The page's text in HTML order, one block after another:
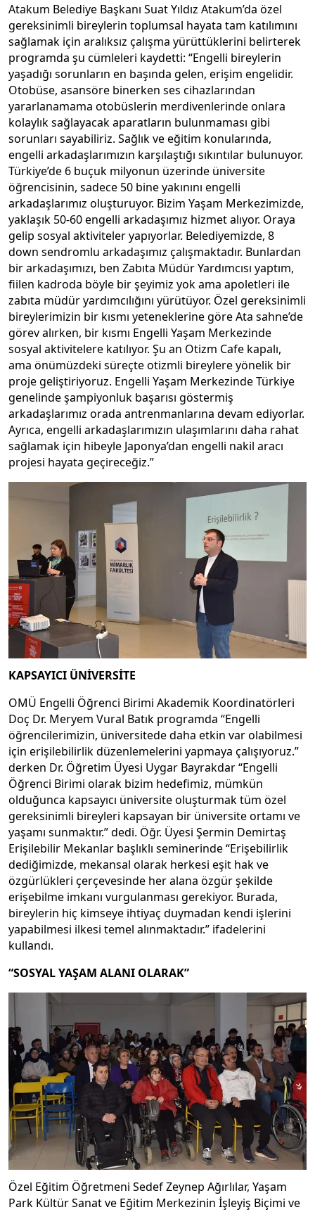
Atakum Belediye Başkanı Suat Yıldız Atakum’da özel
gereksinimli bireylerin toplumsal hayata tam katılımını
sağlamak için aralıksız çalışma yürüttüklerini belirterek
programda şu cümleleri kaydetti: “Engelli bireylerin
yaşadığı sorunların en başında gelen, erişim engelidir.
Otobüse, asansöre binerken ses cihazlarından
yararlanamama otobüslerin merdivenlerinde onlara
kolaylık sağlayacak aparatların bulunmaması gibi
sorunları sayabiliriz. Sağlık ve eğitim konularında,
engelli arkadaşlarımızın karşılaştığı sıkıntılar bulunuyor.
Türkiye’de 6 buçuk milyonun üzerinde üniversite
öğrencisinin, sadece 50 bine yakınını engelli
arkadaşlarımız oluşturuyor. Bizim Yaşam Merkezimizde,
yaklaşık 50-60 engelli arkadaşımız hizmet alıyor. Oraya
gelip sosyal aktiviteler yapıyorlar. Belediyemizde, 8
down sendromlu arkadaşımız çalışmaktadır. Bunlardan
bir arkadaşımızı, ben Zabıta Müdür Yardımcısı yaptım,
fiilen kadroda böyle bir şeyimiz yok ama apoletleri ile
zabıta müdür yardımcılığını yürütüyor. Özel gereksinimli
bireylerimizin bir kısmı yeteneklerine göre Ata sahne’de
görev alırken, bir kısmı Engelli Yaşam Merkezinde
sosyal aktivitelere katılıyor. Şu an Otizm Cafe kapalı,
ama önümüzdeki süreçte otizmli bireylere yönelik bir
proje geliştiriyoruz. Engelli Yaşam Merkezinde Türkiye
genelinde şampiyonluk başarısı göstermiş
arkadaşlarımız orada antrenmanlarına devam ediyorlar.
Ayrıca, engelli arkadaşlarımızın ulaşımlarını daha rahat
sağlamak için hibeyle Japonya’dan engelli nakil aracı
projesi hayata geçireceğiz.”
KAPSAYICI ÜNİVERSİTE
OMÜ Engelli Öğrenci Birimi Akademik Koordinatörleri
Doç Dr. Meryem Vural Batık programda “Engelli
öğrencilerimizin, üniversitede daha etkin var olabilmesi
için erişilebilirlik düzenlemelerini yapmaya çalışıyoruz.”
derken Dr. Öğretim Üyesi Uygar Bayrakdar “Engelli
Öğrenci Birimi olarak bizim hedefimiz, mümkün
olduğunca kapsayıcı üniversite oluşturmak tüm özel
gereksinimli bireyleri kapsayan bir üniversite ortamı ve
yaşamı sunmaktır.” dedi. Öğr. Üyesi Şermin Demirtaş
Erişilebilir Mekanlar başlıklı seminerinde “Erişebilirlik
dediğimizde, mekansal olarak herkesi eşit hak ve
özgürlükleri çerçevesinde her alana özgür şekilde
erişebilme imkanı vurgulanması gerekiyor. Burada,
bireylerin hiç kimseye ihtiyaç duymadan kendi işlerini
yapabilmesi ilkesi temel alınmaktadır.” ifadelerini
kullandı.
“SOSYAL YAŞAM ALANI OLARAK”
Özel Eğitim Öğretmeni Sedef Zeynep Ağırlılar, Yaşam
Park Kültür Sanat ve Eğitim Merkezinin İşleyiş Biçimi ve